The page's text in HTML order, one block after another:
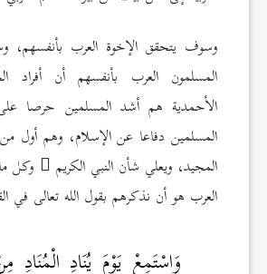
وسوف يتحقق الإخوة العرب بأنفسهم،
المسلمون العرب بأنفسهم أن أفراد
الأحمدية هم أشد المسلمين حرصا
المسلمين دفاعا عن الإسلام، وهم أول
المجيد، ويعلي شأن النبي الكريم
وكل
العرب هو أن نذكرهم بقول الله تعالى في
وَاسْتَمِعْ يَوْمَ يُنَادِ